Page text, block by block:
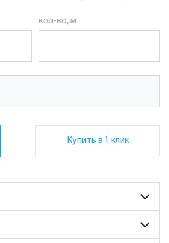
кол-во, м
Купить в 1 клик